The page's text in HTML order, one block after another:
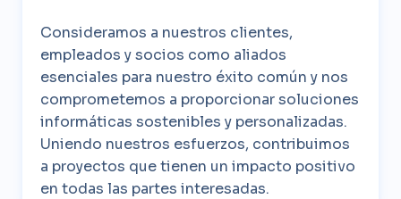
Consideramos a nuestros clientes,
empleados y socios como aliados
esenciales para nuestro éxito común y nos
comprometemos a proporcionar soluciones
informáticas sostenibles y personalizadas.
Uniendo nuestros esfuerzos, contribuimos
a proyectos que tienen un impacto positivo
en todas las partes interesadas.